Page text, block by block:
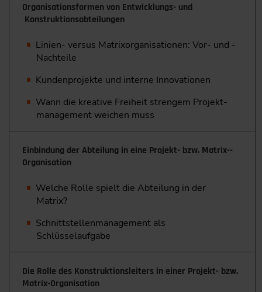
Organisationsformen von Entwicklungs- und
Konstruktions­abteilungen
Linien- versus Matrixorganisationen: Vor- und ­
Nachteile
Kundenprojekte und interne Innovationen
Wann die kreative Freiheit strengem Projekt­
management ­weichen muss
Einbindung der Abteilung in eine Projekt- bzw. Matrix-­
Organisation
Welche Rolle spielt die Abteilung in der
Matrix?
Schnittstellenmanagement als
Schlüsselaufgabe
Die Rolle des Konstruktionsleiters in einer Projekt- bzw.
Matrix-­Organisation